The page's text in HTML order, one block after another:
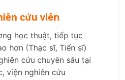
cứu viên
học thuật, tiếp tục
hơn (Thạc sĩ, Tiến sĩ)
cứu chuyên sâu tại
viện nghiên cứu